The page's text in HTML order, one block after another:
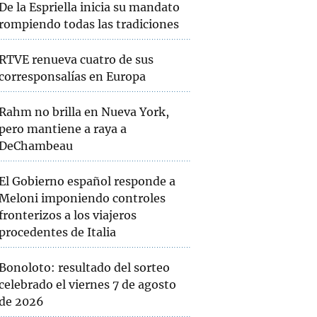
la Espriella inicia su mandato
todas las tradiciones
renueva cuatro de sus
en Europa
no brilla en Nueva York,
mantiene a raya a
Gobierno español responde a
imponiendo controles
a los viajeros
de Italia
resultado del sorteo
el viernes 7 de agosto
2026